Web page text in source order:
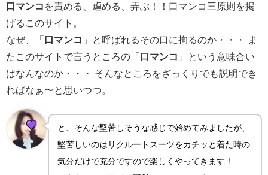
口マンコ を責める、虐める、弄ぶ！！口マンコ三原則を掲
げるこのサイト。
なぜ、「 口マンコ 」と呼ばれるその口に拘るのか・・・ ま
たこのサイトで言うところの「 口マンコ 」という意味合い
はなんなのか・・・ そんなところをざっくりでも説明でき
ればなぁ〜と思いつつ。
と、そんな堅苦しそうな感じで始めてみましたが、
堅苦しいのはリクルートスーツをカチッと着た時の
気分だけで充分ですので楽しくやってきます！